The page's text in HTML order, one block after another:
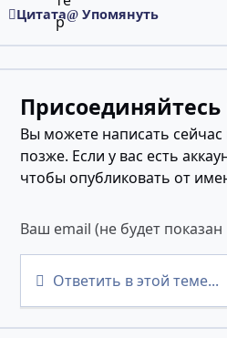
Цитата Упомянуть
Вы можете написать сейчас
позже. Если у вас есть
чтобы опубликовать от
Ответить в этой теме...